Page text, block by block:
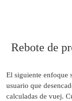
Rebote de
El siguiente enfoque
usuario que
calculadas de vuej.